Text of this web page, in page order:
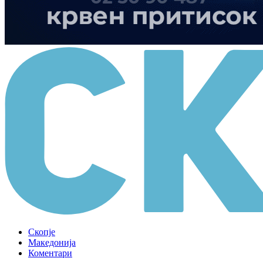
Скопје
Македонија
Коментари